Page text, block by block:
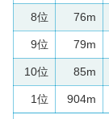
8位 76m
9位 79m
10位 85m
1位 904m